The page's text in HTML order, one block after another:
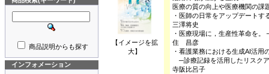
商品説明からも探す
インフォメーション
【イメージを拡
大】
医療の質の向上や医療機関の課
・医師の日常をアップデートす
三澤将史
・医療現場に，生産性革命を
住 昌彦
・看護業務における生成AI活用
─診療記録を活用したリスク
寺阪比呂子